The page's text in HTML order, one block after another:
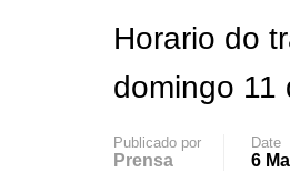
Horario do
domingo 11
Publicado por
Prensa
Date
6